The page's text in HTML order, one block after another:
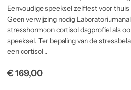
Eenvoudige speeksel zelftest voor
Geen verwijzing nodig
stresshormoon cortisol dagprofiel als
speeksel. Ter bepaling van de
een cortisol...
Normale
€ 169,00